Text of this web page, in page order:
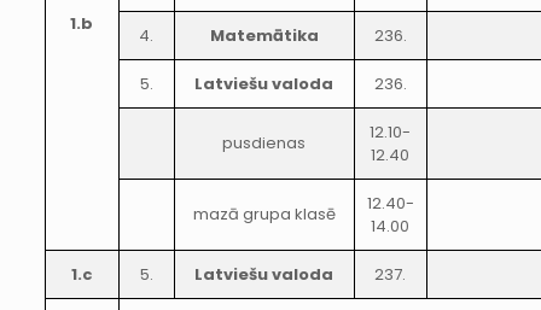
1.b
4. Matemātika 236.
5. Latviešu valoda 236.
pusdienas
12.10-
12.40
mazā grupa klasē
12.40-
14.00
1.c 5. Latviešu valoda 237.